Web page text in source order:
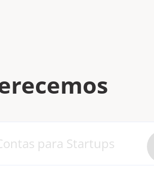
para Startups